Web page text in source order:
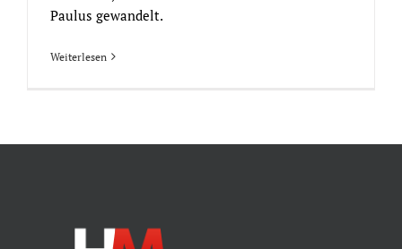
Paulus gewandelt.
Weiterlesen